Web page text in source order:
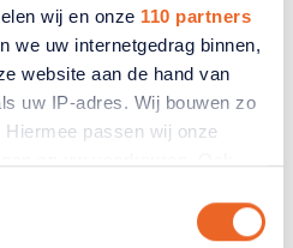
wij en onze 110 partners
we uw internetgedrag binnen,
website aan de hand van
uw IP-adres. Wij bouwen zo
passen wij onze
Ook delen we mogelijk